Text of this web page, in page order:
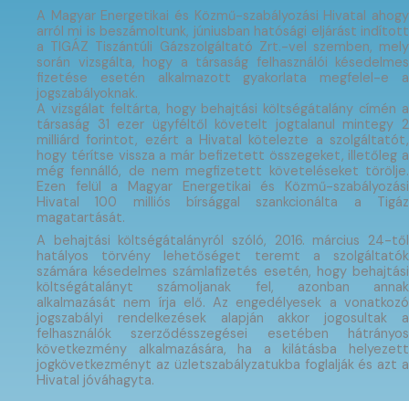
A Magyar Energetikai és Közmű-szabályozási Hivatal ahogy
arról mi is beszámoltunk, júniusban hatósági eljárást indított
a TIGÁZ Tiszántúli Gázszolgáltató Zrt.-vel szemben, mely
során vizsgálta, hogy a társaság felhasználói késedelmes
fizetése esetén alkalmazott gyakorlata megfelel-e a
jogszabályoknak.
A vizsgálat feltárta, hogy behajtási költségátalány címén a
társaság 31 ezer ügyféltől követelt jogtalanul mintegy 2
milliárd forintot, ezért a Hivatal kötelezte a szolgáltatót,
hogy térítse vissza a már befizetett összegeket, illetőleg a
még fennálló, de nem megfizetett követeléseket törölje.
Ezen felül a Magyar Energetikai és Közmű-szabályozási
Hivatal 100 milliós bírsággal szankcionálta a Tigáz
magatartását.
A behajtási költségátalányról szóló, 2016. március 24-től
hatályos törvény lehetőséget teremt a szolgáltatók
számára késedelmes számlafizetés esetén, hogy behajtási
költségátalányt számoljanak fel, azonban annak
alkalmazását nem írja elő. Az engedélyesek a vonatkozó
jogszabályi rendelkezések alapján akkor jogosultak a
felhasználók szerződésszegései esetében hátrányos
következmény alkalmazására, ha a kilátásba helyezett
jogkövetkezményt az üzletszabályzatukba foglalják és azt a
Hivatal jóváhagyta.